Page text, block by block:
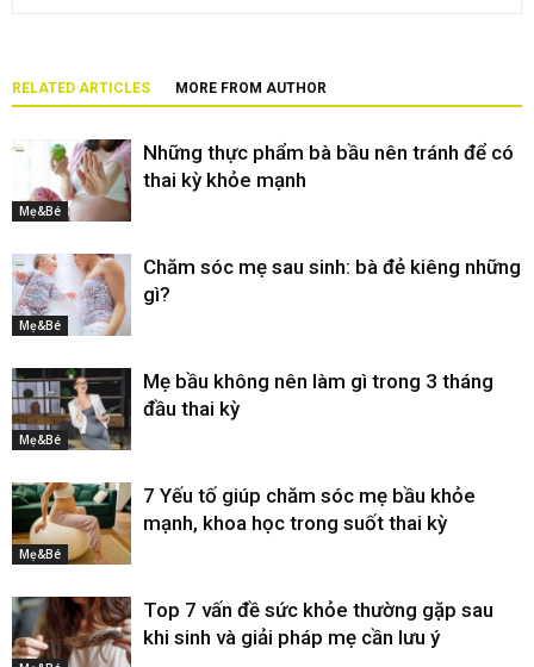
RELATED ARTICLES MORE FROM AUTHOR
Mẹ&Bé
Những thực phẩm bà bầu nên tránh để có
thai kỳ khỏe mạnh
Mẹ&Bé
Chăm sóc mẹ sau sinh: bà đẻ kiêng những
gì?
Mẹ&Bé
Mẹ bầu không nên làm gì trong 3 tháng
đầu thai kỳ
Mẹ&Bé
7 Yếu tố giúp chăm sóc mẹ bầu khỏe
mạnh, khoa học trong suốt thai kỳ
Top 7 vấn đề sức khỏe thường gặp sau
khi sinh và giải pháp mẹ cần lưu ý